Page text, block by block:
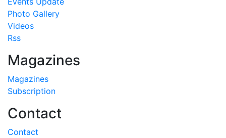
Photo Gallery
Videos
Rss
Magazines
Magazines
Subscription
Contact
Contact